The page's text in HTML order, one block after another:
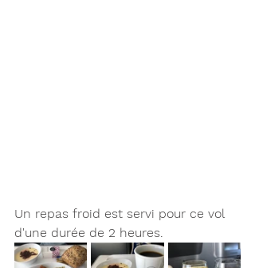
Un repas froid est servi pour ce vol
d'une durée de 2 heures.